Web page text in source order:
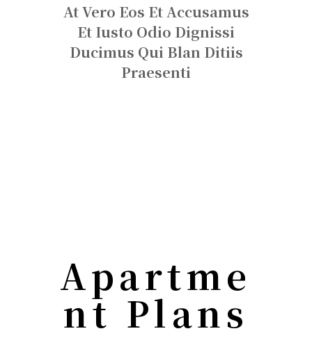
At Vero Eos Et Accusamus
Et Iusto Odio Dignissi
Ducimus Qui Blan Ditiis
Praesenti
Apartme
Nt Plans